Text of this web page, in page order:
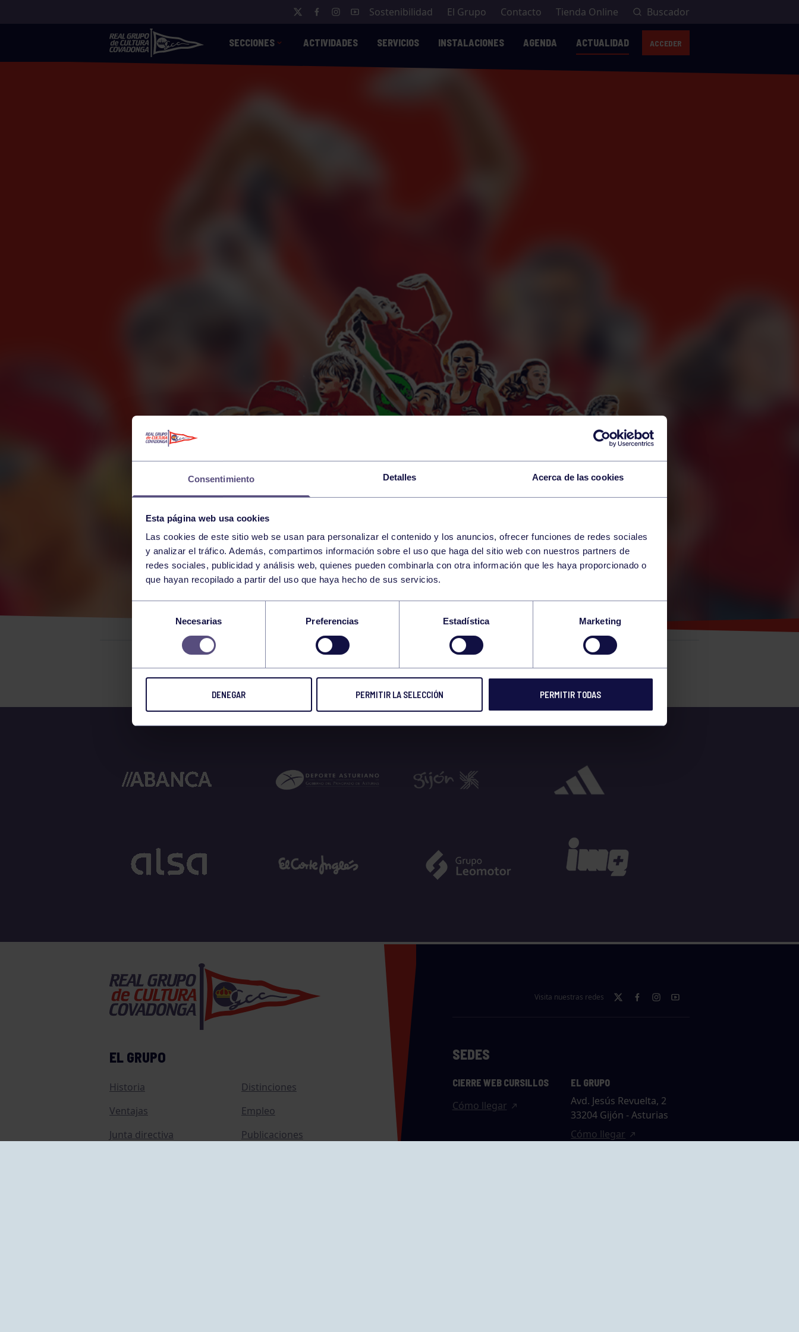
Consentimiento Detalles Acerca de las cookies
Esta página web usa cookies
Las cookies de este sitio web se usan para personalizar el contenido y los anuncios, ofrecer funciones de redes sociales
y analizar el tráfico. Además, compartimos información sobre el uso que haga del sitio web con nuestros partners de
redes sociales, publicidad y análisis web, quienes pueden combinarla con otra información que les haya proporcionado o
que hayan recopilado a partir del uso que haya hecho de sus servicios.
consentimiento
Necesarias Preferencias Estadística Marketing
DENEGAR PERMITIR LA SELECCIÓN PERMITIR TODAS
Sostenibilidad El Grupo Contacto Tienda Online Buscador
SECCIONES ACTIVIDADES SERVICIOS INSTALACIONES AGENDA ACTUALIDAD ACCEDER
ANUARIO 2024
El grupo en prensa 30 DIC 2024 Comparte
EL GRUPO
Historia
Distinciones
Ventajas
Empleo
Junta directiva
Publicaciones
Visita nuestras redes
SEDES
CIERRE WEB CURSILLOS
Cómo llegar
EL GRUPO
Avd. Jesús Revuelta, 2
33204 Gijón - Asturias
Cómo llegar